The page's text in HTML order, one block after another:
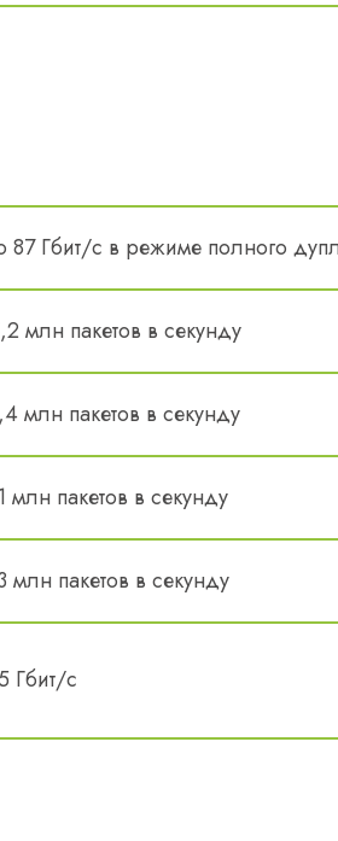
87 Гбит/с в режиме полного
млн пакетов в секунду
млн пакетов в секунду
млн пакетов в секунду
млн пакетов в секунду
Гбит/с